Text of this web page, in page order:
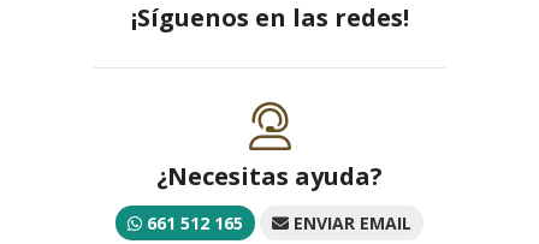
¡Síguenos en las redes!
¿Necesitas ayuda?
661 512 165 ENVIAR EMAIL